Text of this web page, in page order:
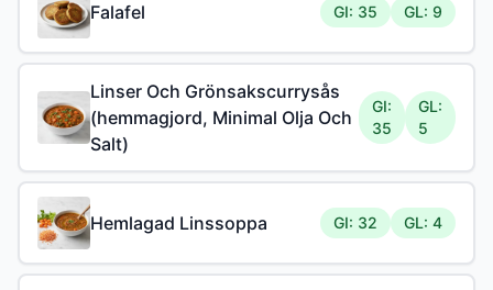
Falafel GI: 35 GL: 9
Linser Och Grönsakscurrysås
(hemmagjord, Minimal Olja Och
Salt)
GI:
35
GL:
5
Hemlagad Linssoppa GI: 32 GL: 4